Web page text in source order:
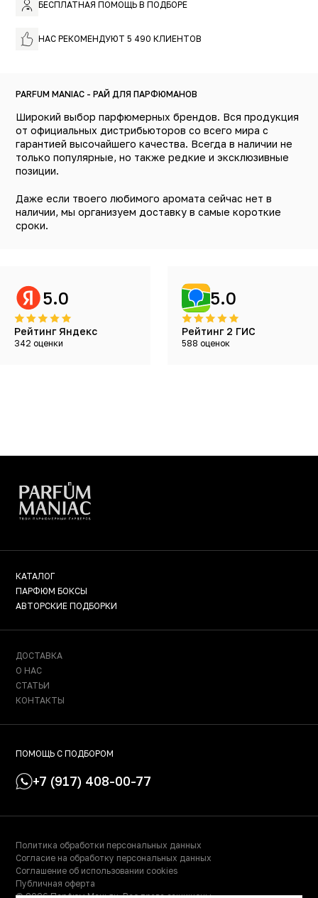
БЕСПЛАТНАЯ ПОМОЩЬ В ПОДБОРЕ
НАС РЕКОМЕНДУЮТ 5 490 КЛИЕНТОВ
PARFUM MANIAC - РАЙ ДЛЯ ПАРФЮМАНОВ
Широкий выбор парфюмерных брендов. Вся продукция
от официальных дистрибьюторов со всего мира с
гарантией высочайшего качества. Всегда в наличии не
только популярные, но также редкие и эксклюзивные
позиции.
Даже если твоего любимого аромата сейчас нет в
наличии, мы организуем доставку в самые короткие
сроки.
5.0
Рейтинг Яндекс
342 оценки
5.0
Рейтинг 2 ГИС
588 оценок
КАТАЛОГ
ПАРФЮМ БОКСЫ
АВТОРСКИЕ ПОДБОРКИ
ДОСТАВКА
О НАС
СТАТЬИ
КОНТАКТЫ
ПОМОЩЬ С ПОДБОРОМ
+7 (917) 408-00-77
Политика обработки персональных данных
Согласие на обработку персональных данных
Соглашение об использовании cookies
Публичная оферта